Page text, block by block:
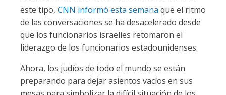
este tipo, CNN informó esta semana que el ritmo
de las conversaciones se ha desacelerado desde
que los funcionarios israelíes retomaron el
liderazgo de los funcionarios estadounidenses.
Ahora, los judíos de todo el mundo se están
preparando para dejar asientos vacíos en sus